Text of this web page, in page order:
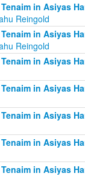
Tenaim in Asiyas
Reingold
Tenaim in Asiyas
Reingold
Tenaim in Asiyas
Tenaim in Asiyas
Tenaim in Asiyas
Tenaim in Asiyas
Tenaim in Asiyas